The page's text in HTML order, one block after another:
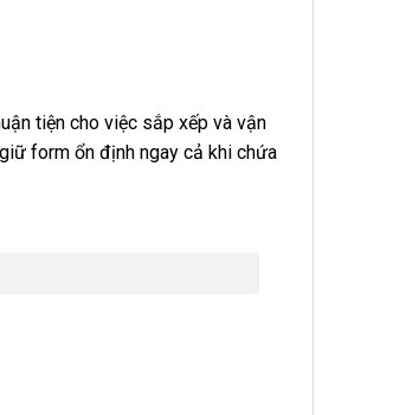
tiện cho việc sắp xếp và vận
form ổn định ngay cả khi chứa